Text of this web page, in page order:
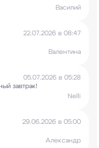
Василий
22.07.2026 в 08:47
Валентина
05.07.2026 в 05:28
завтрак!
Nelli
29.06.2026 в 05:00
Александр